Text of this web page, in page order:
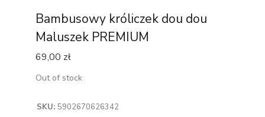
Bambusowy króliczek dou dou
Maluszek PREMIUM
69,00 zł
Out of stock
SKU: 5902670626342